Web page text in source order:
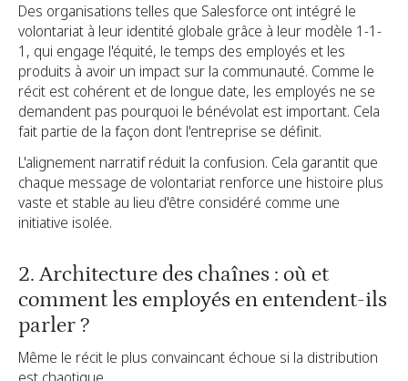
Des organisations telles que Salesforce ont intégré le
volontariat à leur identité globale grâce à leur modèle 1-1-
1, qui engage l'équité, le temps des employés et les
produits à avoir un impact sur la communauté. Comme le
récit est cohérent et de longue date, les employés ne se
demandent pas pourquoi le bénévolat est important. Cela
fait partie de la façon dont l'entreprise se définit.
L'alignement narratif réduit la confusion. Cela garantit que
chaque message de volontariat renforce une histoire plus
vaste et stable au lieu d'être considéré comme une
initiative isolée.
2. Architecture des chaînes : où et
comment les employés en entendent-ils
parler ?
Même le récit le plus convaincant échoue si la distribution